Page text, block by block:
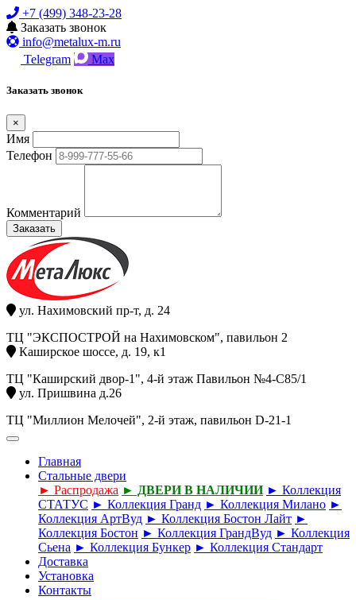
+7 (499) 348-23-28
Заказать звонок
info@metalux-m.ru
Telegram
Max
Заказать звонок
×
Имя
Телефон
Комментарий
Заказать
ул. Нахимовский пр-т, д. 24
ТЦ "ЭКСПОСТРОЙ на Нахимовском", павильон 2
Каширское шоссе, д. 19, к1
ТЦ "Каширский двор-1", 4-й этаж Павильон №4-С85/1
ул. Пришвина д.26
ТЦ "Миллион Мелочей", 2-й этаж, павильон D-21-1
Главная
Стальные двери
► Распродажа ► ДВЕРИ В НАЛИЧИИ ► Коллекция
СТАТУС ► Коллекция Гранд ► Коллекция Милано ►
Коллекция АртВуд ► Коллекция Бостон Лайт ►
Коллекция Бостон ► Коллекция ГрандВуд ► Коллекция
Сьена ► Коллекция Бункер ► Коллекция Стандарт
Доставка
Установка
Контакты